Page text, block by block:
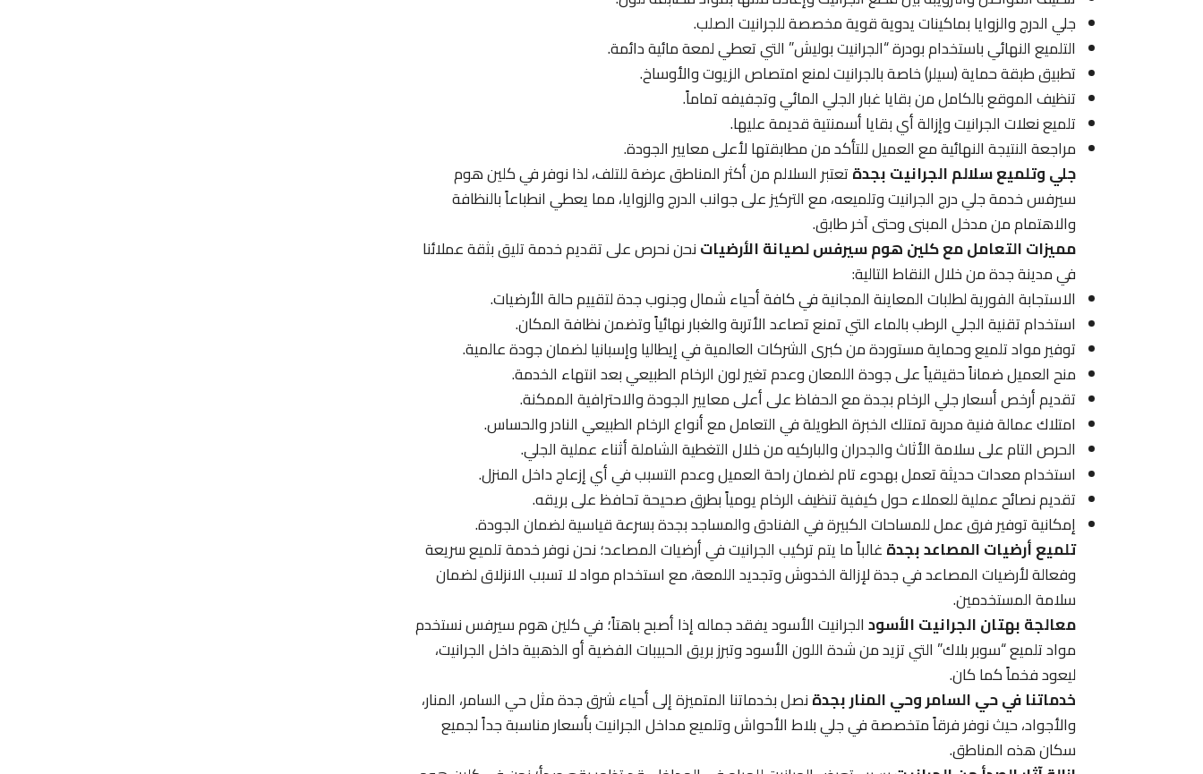
جلي الدرج والزوايا بماكينات يدوية قوية مخصصة للجرانيت الصلب.
التلميع النهائي باستخدام بودرة “الجرانيت بوليش” التي تعطي لمعة مائية دائمة.
تطبيق طبقة حماية (سيلر) خاصة بالجرانيت لمنع امتصاص الزيوت والأوساخ.
تنظيف الموقع بالكامل من بقايا غبار الجلي المائي وتجفيفه تماماً.
تلميع نعلات الجرانيت وإزالة أي بقايا أسمنتية قديمة عليها.
مراجعة النتيجة النهائية مع العميل للتأكد من مطابقتها لأعلى معايير الجودة.
جلي وتلميع سلالم الجرانيت بجدةتعتبر السلالم من أكثر المناطق عرضة للتلف، لذا نوفر في كلين هوم
سيرفس خدمة جلي درج الجرانيت وتلميعه، مع التركيز على جوانب الدرج والزوايا، مما يعطي انطباعاً بالنظافة
والاهتمام من مدخل المبنى وحتى آخر طابق.
مميزات التعامل مع كلين هوم سيرفس لصيانة الأرضياتنحن نحرص على تقديم خدمة تليق بثقة عملائنا
في مدينة جدة من خلال النقاط التالية:
الاستجابة الفورية لطلبات المعاينة المجانية في كافة أحياء شمال وجنوب جدة لتقييم حالة الأرضيات.
استخدام تقنية الجلي الرطب بالماء التي تمنع تصاعد الأتربة والغبار نهائياً وتضمن نظافة المكان.
توفير مواد تلميع وحماية مستوردة من كبرى الشركات العالمية في إيطاليا وإسبانيا لضمان جودة عالمية.
منح العميل ضماناً حقيقياً على جودة اللمعان وعدم تغير لون الرخام الطبيعي بعد انتهاء الخدمة.
تقديم أرخص أسعار جلي الرخام بجدة مع الحفاظ على أعلى معايير الجودة والاحترافية الممكنة.
امتلاك عمالة فنية مدربة تمتلك الخبرة الطويلة في التعامل مع أنواع الرخام الطبيعي النادر والحساس.
الحرص التام على سلامة الأثاث والجدران والباركيه من خلال التغطية الشاملة أثناء عملية الجلي.
استخدام معدات حديثة تعمل بهدوء تام لضمان راحة العميل وعدم التسبب في أي إزعاج داخل المنزل.
تقديم نصائح عملية للعملاء حول كيفية تنظيف الرخام يومياً بطرق صحيحة تحافظ على بريقه.
إمكانية توفير فرق عمل للمساحات الكبيرة في الفنادق والمساجد بجدة بسرعة قياسية لضمان الجودة.
تلميع أرضيات المصاعد بجدةغالباً ما يتم تركيب الجرانيت في أرضيات المصاعد؛ نحن نوفر خدمة تلميع سريعة
وفعالة لأرضيات المصاعد في جدة لإزالة الخدوش وتجديد اللمعة، مع استخدام مواد لا تسبب الانزلاق لضمان
سلامة المستخدمين.
معالجة بهتان الجرانيت الأسودالجرانيت الأسود يفقد جماله إذا أصبح باهتاً؛ في كلين هوم سيرفس نستخدم
مواد تلميع “سوبر بلاك” التي تزيد من شدة اللون الأسود وتبرز بريق الحبيبات الفضية أو الذهبية داخل الجرانيت،
ليعود فخماً كما كان.
خدماتنا في حي السامر وحي المنار بجدةنصل بخدماتنا المتميزة إلى أحياء شرق جدة مثل حي السامر، المنار،
والأجواد، حيث نوفر فرقاً متخصصة في جلي بلاط الأحواش وتلميع مداخل الجرانيت بأسعار مناسبة جداً لجميع
سكان هذه المناطق.